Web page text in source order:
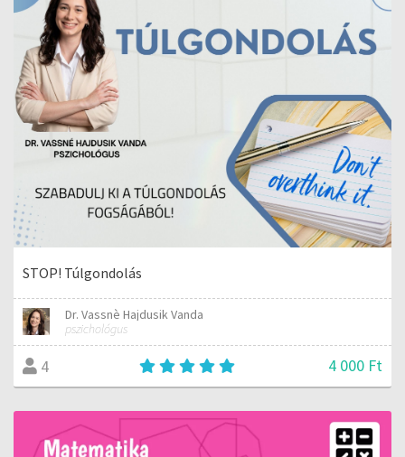
STOP! Túlgondolás
Dr. Vassnè Hajdusik Vanda
pszichológus
4 4 000 Ft